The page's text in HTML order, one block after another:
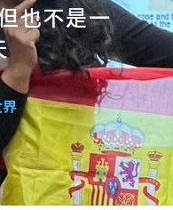
也不是一